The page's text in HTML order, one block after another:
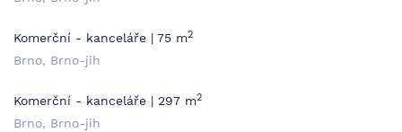
Komerční - kanceláře | 75 m2
Brno, Brno-jih
Komerční - kanceláře | 297 m2
Brno, Brno-jih